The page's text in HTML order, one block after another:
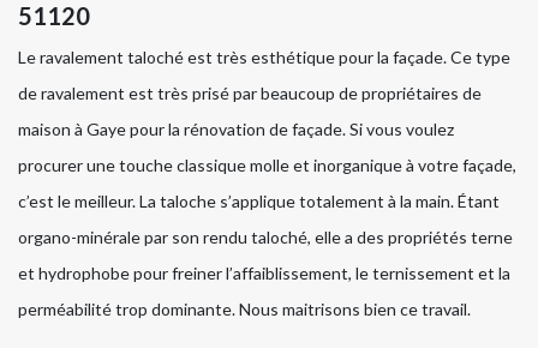
51120
Le ravalement taloché est très esthétique pour la façade. Ce type
de ravalement est très prisé par beaucoup de propriétaires de
maison à Gaye pour la rénovation de façade. Si vous voulez
procurer une touche classique molle et inorganique à votre façade,
c’est le meilleur. La taloche s’applique totalement à la main. Étant
organo-minérale par son rendu taloché, elle a des propriétés terne
et hydrophobe pour freiner l’affaiblissement, le ternissement et la
perméabilité trop dominante. Nous maitrisons bien ce travail.